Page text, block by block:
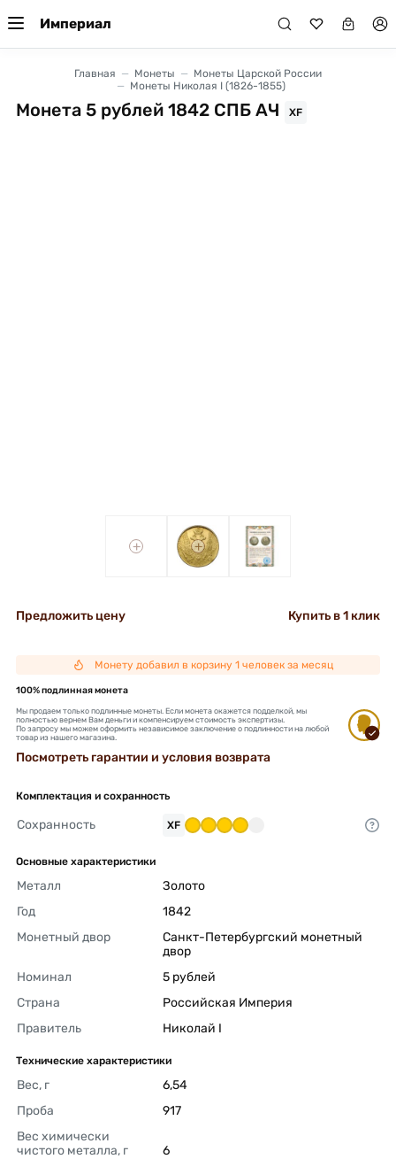
Империал
Главная Монеты
Монеты Царской России
Монеты Николая I (1826-1855)
Монета 5 рублей 1842 СПБ АЧ XF
+ +
Предложить цену Купить в 1 клик
Монету добавил в корзину 1 человек за месяц
100% подлинная монета
Мы продаем только подлинные монеты. Если монета окажется подделкой, мы
полностью вернем Вам деньги и компенсируем стоимость экспертизы.
По запросу мы можем оформить независимое заключение о подлинности на любой
товар из нашего магазина.
Посмотреть гарантии и условия возврата
Комплектация и сохранность
Сохранность XF
Основные характеристики
Металл
Золото
Год
1842
Монетный двор
Санкт-Петербургский монетный
двор
Номинал
5 рублей
Страна
Российская Империя
Правитель
Николай I
Технические характеристики
Вес, г
6,54
Проба
917
Вес химически
чистого металла, г
6